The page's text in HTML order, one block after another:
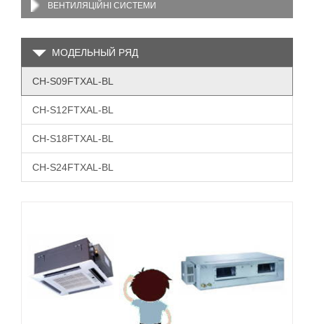
ВЕНТИЛЯЦІЙНІ СИСТЕМИ
МОДЕЛЬНЫЙ РЯД
CH-S09FTXAL-BL
CH-S12FTXAL-BL
CH-S18FTXAL-BL
CH-S24FTXAL-BL